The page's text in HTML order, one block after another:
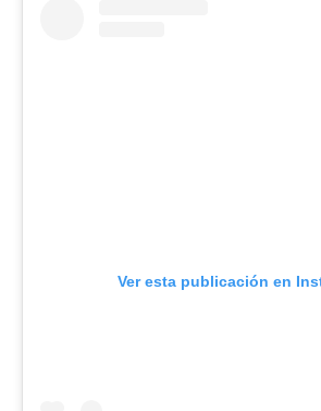
Ver esta publicación en